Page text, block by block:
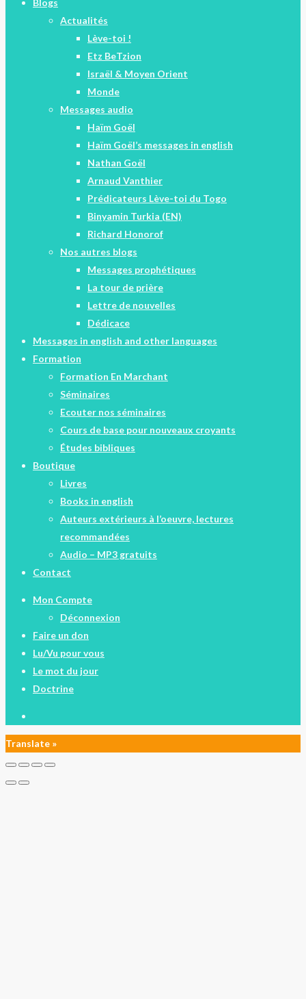
Blogs
Actualités
Lève-toi !
Etz BeTzion
Israël & Moyen Orient
Monde
Messages audio
Haïm Goël
Haïm Goël’s messages in english
Nathan Goël
Arnaud Vanthier
Prédicateurs Lève-toi du Togo
Binyamin Turkia (EN)
Richard Honorof
Nos autres blogs
Messages prophétiques
La tour de prière
Lettre de nouvelles
Dédicace
Messages in english and other languages
Formation
Formation En Marchant
Séminaires
Ecouter nos séminaires
Cours de base pour nouveaux croyants
Études bibliques
Boutique
Livres
Books in english
Auteurs extérieurs à l’oeuvre, lectures
recommandées
Audio – MP3 gratuits
Contact
Mon Compte
Déconnexion
Faire un don
Lu/Vu pour vous
Le mot du jour
Doctrine
Translate »